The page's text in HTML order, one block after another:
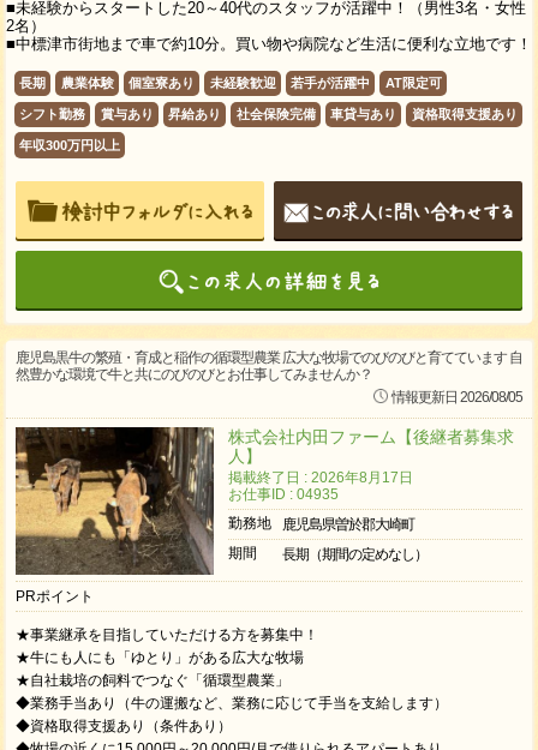
■未経験からスタートした20～40代のスタッフが活躍中！（男性3名・女性
2名）
■中標津市街地まで車で約10分。買い物や病院など生活に便利な立地です！
長期 農業体験 個室寮あり 未経験歓迎 若手が活躍中 AT限定可
シフト勤務 賞与あり 昇給あり 社会保険完備 車貸与あり 資格取得支援あり
年収300万円以上
鹿児島黒牛の繁殖・育成と稲作の循環型農業 広大な牧場でのびのびと育てています 自
然豊かな環境で牛と共にのびのびとお仕事してみませんか？
情報更新日 2026/08/05
株式会社内田ファーム【後継者募集求
人】
掲載終了日 : 2026年8月17日
お仕事ID : 04935
勤務地
鹿児島県曽於郡大崎町
期間
長期（期間の定めなし）
PRポイント
★事業継承を目指していただける方を募集中！
★牛にも人にも「ゆとり」がある広大な牧場
★自社栽培の飼料でつなぐ「循環型農業」
◆業務手当あり（牛の運搬など、業務に応じて手当を支給します）
◆資格取得支援あり（条件あり）